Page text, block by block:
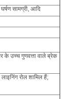
सामग्री, आदि
के उच्च गुणवत्ता वाले ब्रेक
रोल शामिल हैं;